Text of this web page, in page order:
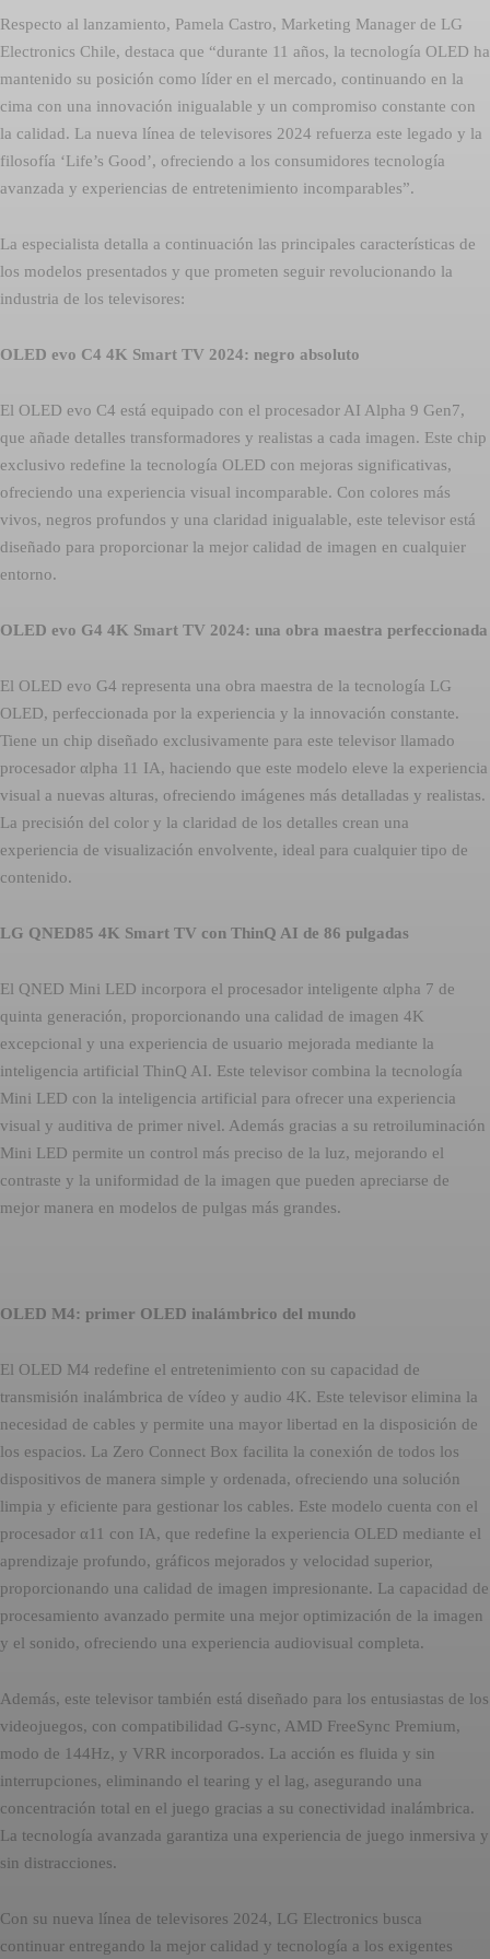
Respecto al lanzamiento, Pamela Castro, Marketing Manager de LG
Electronics Chile, destaca que “durante 11 años, la tecnología OLED ha
mantenido su posición como líder en el mercado, continuando en la
cima con una innovación inigualable y un compromiso constante con
la calidad. La nueva línea de televisores 2024 refuerza este legado y la
filosofía ‘Life’s Good’, ofreciendo a los consumidores tecnología
avanzada y experiencias de entretenimiento incomparables”.
La especialista detalla a continuación las principales características de
los modelos presentados y que prometen seguir revolucionando la
industria de los televisores:
OLED evo C4 4K Smart TV 2024: negro absoluto
El OLED evo C4 está equipado con el procesador AI Alpha 9 Gen7,
que añade detalles transformadores y realistas a cada imagen. Este chip
exclusivo redefine la tecnología OLED con mejoras significativas,
ofreciendo una experiencia visual incomparable. Con colores más
vivos, negros profundos y una claridad inigualable, este televisor está
diseñado para proporcionar la mejor calidad de imagen en cualquier
entorno.
OLED evo G4 4K Smart TV 2024: una obra maestra perfeccionada
El OLED evo G4 representa una obra maestra de la tecnología LG
OLED, perfeccionada por la experiencia y la innovación constante.
Tiene un chip diseñado exclusivamente para este televisor llamado
procesador αlpha 11 IA, haciendo que este modelo eleve la experiencia
visual a nuevas alturas, ofreciendo imágenes más detalladas y realistas.
La precisión del color y la claridad de los detalles crean una
experiencia de visualización envolvente, ideal para cualquier tipo de
contenido.
LG QNED85 4K Smart TV con ThinQ AI de 86 pulgadas
El QNED Mini LED incorpora el procesador inteligente αlpha 7 de
quinta generación, proporcionando una calidad de imagen 4K
excepcional y una experiencia de usuario mejorada mediante la
inteligencia artificial ThinQ AI. Este televisor combina la tecnología
Mini LED con la inteligencia artificial para ofrecer una experiencia
visual y auditiva de primer nivel. Además gracias a su retroiluminación
Mini LED permite un control más preciso de la luz, mejorando el
contraste y la uniformidad de la imagen que pueden apreciarse de
mejor manera en modelos de pulgas más grandes.
OLED M4: primer OLED inalámbrico del mundo
El OLED M4 redefine el entretenimiento con su capacidad de
transmisión inalámbrica de vídeo y audio 4K. Este televisor elimina la
necesidad de cables y permite una mayor libertad en la disposición de
los espacios. La Zero Connect Box facilita la conexión de todos los
dispositivos de manera simple y ordenada, ofreciendo una solución
limpia y eficiente para gestionar los cables. Este modelo cuenta con el
procesador α11 con IA, que redefine la experiencia OLED mediante el
aprendizaje profundo, gráficos mejorados y velocidad superior,
proporcionando una calidad de imagen impresionante. La capacidad de
procesamiento avanzado permite una mejor optimización de la imagen
y el sonido, ofreciendo una experiencia audiovisual completa.
Además, este televisor también está diseñado para los entusiastas de los
videojuegos, con compatibilidad G-sync, AMD FreeSync Premium,
modo de 144Hz, y VRR incorporados. La acción es fluida y sin
interrupciones, eliminando el tearing y el lag, asegurando una
concentración total en el juego gracias a su conectividad inalámbrica.
La tecnología avanzada garantiza una experiencia de juego inmersiva y
sin distracciones.
Con su nueva línea de televisores 2024, LG Electronics busca
continuar entregando la mejor calidad y tecnología a los exigentes